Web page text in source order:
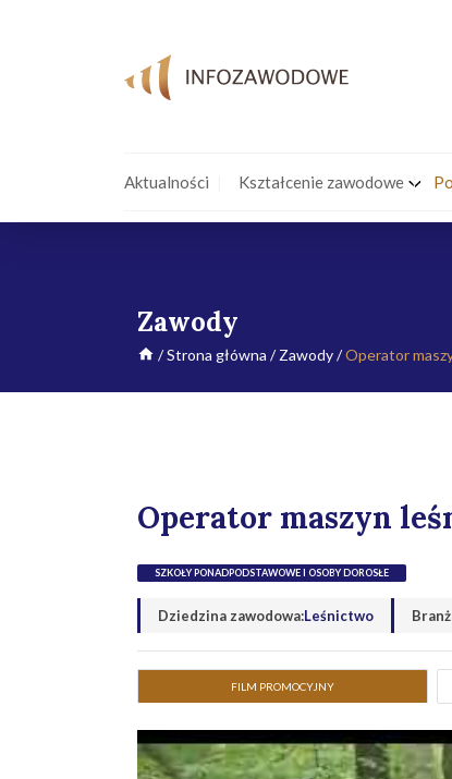
Aktualności Kształcenie zawodowe
Zawody
/Strona główna /Zawody/Operator
Operator maszyn
SZKOŁY PONADPODSTAWOWE I OSOBY DOROSŁE
Dziedzina zawodowa:Leśnictwo
FILM PROMOCYJNY